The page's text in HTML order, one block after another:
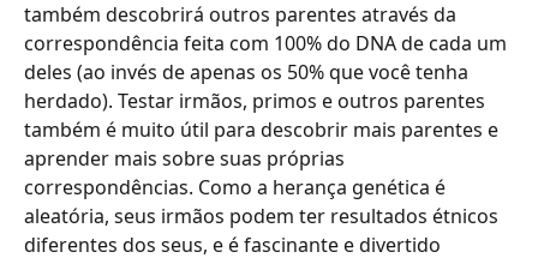
também descobrirá outros parentes através da
correspondência feita com 100% do DNA de cada um
deles (ao invés de apenas os 50% que você tenha
herdado). Testar irmãos, primos e outros parentes
também é muito útil para descobrir mais parentes e
aprender mais sobre suas próprias
correspondências. Como a herança genética é
aleatória, seus irmãos podem ter resultados étnicos
diferentes dos seus, e é fascinante e divertido